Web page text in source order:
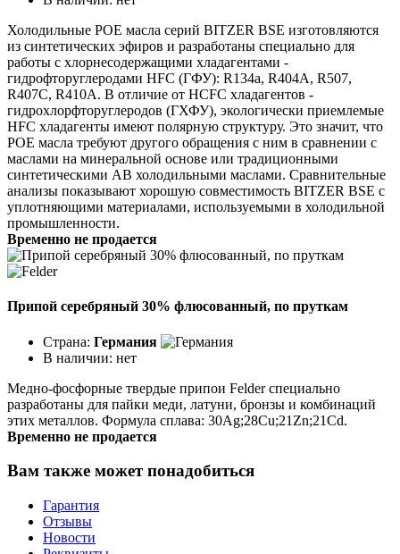
Холодильные POE масла серий BITZER BSE изготовляются
из синтетических эфиров и разработаны специально для
работы с хлорнесодержащими хладагентами -
гидрофторуглеродами HFC (ГФУ): R134a, R404A, R507,
R407C, R410A. В отличие от HCFC хладагентов -
гидрохлорфторуглеродов (ГХФУ), экологически приемлемые
HFC хладагенты имеют полярную структуру. Это значит, что
POE масла требуют другого обращения с ним в сравнении с
маслами на минеральной основе или традиционными
синтетическими АВ холодильными маслами. Сравнительные
анализы показывают хорошую совместимость BITZER BSE с
уплотняющими материалами, используемыми в холодильной
промышленности.
Временно не продается
Припой серебряный 30% флюсованный, по пруткам
Страна: Германия
В наличии: нет
Медно-фосфорные твердые припои Felder специально
разработаны для пайки меди, латуни, бронзы и комбинаций
этих металлов. Формула сплава: 30Ag;28Cu;21Zn;21Cd.
Временно не продается
Вам также может понадобиться
Гарантия
Отзывы
Новости